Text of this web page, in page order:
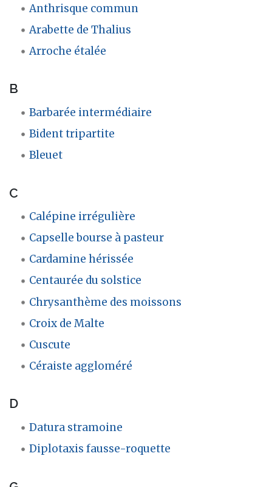
Anthrisque commun
Arabette de Thalius
Arroche étalée
B
Barbarée intermédiaire
Bident tripartite
Bleuet
C
Calépine irrégulière
Capselle bourse à pasteur
Cardamine hérissée
Centaurée du solstice
Chrysanthème des moissons
Croix de Malte
Cuscute
Céraiste aggloméré
D
Datura stramoine
Diplotaxis fausse-roquette